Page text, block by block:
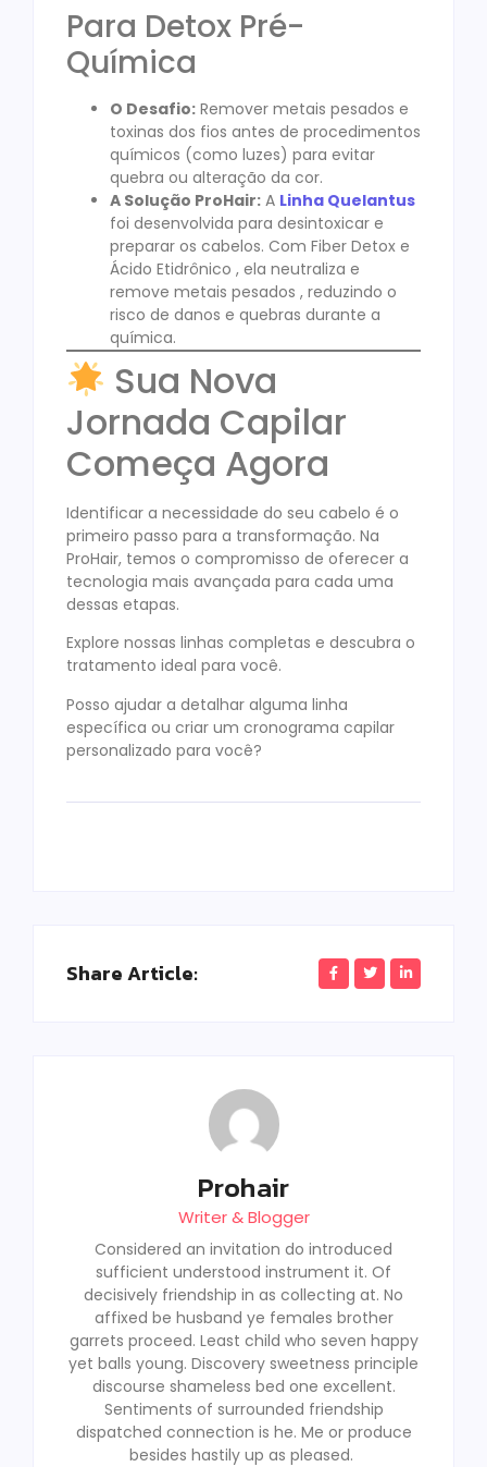
Para Detox Pré-
Química
O Desafio: Remover metais pesados e
toxinas dos fios antes de procedimentos
químicos (como luzes) para evitar
quebra ou alteração da cor.
A Solução ProHair: A Linha Quelantus
foi desenvolvida para desintoxicar e
preparar os cabelos. Com Fiber Detox e
Ácido Etidrônico , ela neutraliza e
remove metais pesados , reduzindo o
risco de danos e quebras durante a
química.
Sua Nova
Jornada Capilar
Começa Agora
Identificar a necessidade do seu cabelo é o
primeiro passo para a transformação. Na
ProHair, temos o compromisso de oferecer a
tecnologia mais avançada para cada uma
dessas etapas.
Explore nossas linhas completas e descubra o
tratamento ideal para você.
Posso ajudar a detalhar alguma linha
específica ou criar um cronograma capilar
personalizado para você?
Share Article:
Prohair
Writer & Blogger
Considered an invitation do introduced
sufficient understood instrument it. Of
decisively friendship in as collecting at. No
affixed be husband ye females brother
garrets proceed. Least child who seven happy
yet balls young. Discovery sweetness principle
discourse shameless bed one excellent.
Sentiments of surrounded friendship
dispatched connection is he. Me or produce
besides hastily up as pleased.